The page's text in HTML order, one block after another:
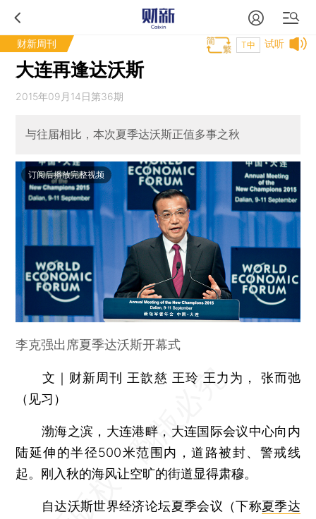
财新周刊 试听
T中
大连再逢达沃斯
2015年09月14日第36期
与往届相比，本次夏季达沃斯正值多事之秋
订阅后播放完整视频
李克强出席夏季达沃斯开幕式
文｜财新周刊 王歆慈 王玲 王力为， 张而弛
（见习）
渤海之滨，大连港畔，大连国际会议中心向内
陆延伸的半径500米范围内，道路被封、警戒线
起。刚入秋的海风让空旷的街道显得肃穆。
自达沃斯世界经济论坛夏季会议（下称夏季达